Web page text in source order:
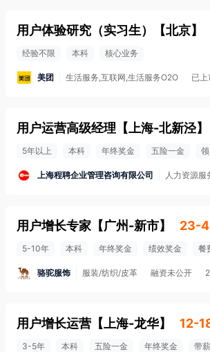
用户体验研究（实习生） 【北京】
经验不限 本科 核心业务
美团 生活服务,互联网,生活服务O2O 已上
用户运营高级经理 【 上海-北新泾】
5年以上 本科 年终奖金 五险一金
上海程聘企业管理咨询有限公司 人力资源服
用户增长专家 【广州-新市】 23-
5-10年 本科 年终奖金 绩效奖金 餐
骆驼服饰 服装/纺织/皮革 融资未公开
用户增长运营 【 上海-龙华】 12-
3-5年 本科 五险一金 年终奖金 带